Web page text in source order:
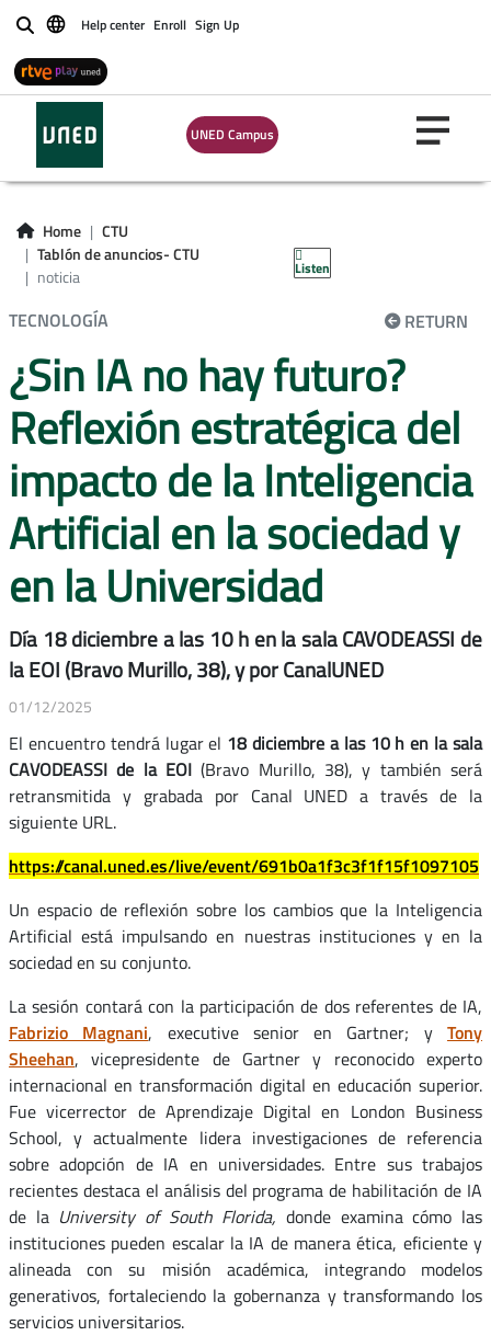
BuscarHelp center Enroll Sign Up
UNED Campus
Home
CTU
Tablón de anuncios- CTU
noticia
Listen
TECNOLOGÍA RETURN
¿Sin IA no hay futuro?
Reflexión estratégica del
impacto de la Inteligencia
Artificial en la sociedad y
en la Universidad
Día 18 diciembre a las 10 h en la sala CAVODEASSI de
la EOI (Bravo Murillo, 38), y por CanalUNED
01/12/2025
El encuentro tendrá lugar el 18 diciembre a las 10 h en la sala
CAVODEASSI de la EOI(Bravo Murillo, 38), y también será
retransmitida y grabada por Canal UNED a través de la
siguiente URL.
https://canal.uned.es/live/event/691b0a1f3c3f1f15f1097105
Un espacio de reflexión sobre los cambios que la Inteligencia
Artificial está impulsando en nuestras instituciones y en la
sociedad en su conjunto.
La sesión contará con la participación de dos referentes de IA,
Fabrizio Magnani, executive senior en Gartner; yTony
Sheehan, vicepresidente de Gartner y reconocido experto
internacional en transformación digital en educación superior.
Fue vicerrector de Aprendizaje Digital en London Business
School, y actualmente lidera investigaciones de referencia
sobre adopción de IA en universidades. Entre sus trabajos
recientes destaca el análisis del programa de habilitación de IA
de la University of South Florida, donde examina cómo las
instituciones pueden escalar la IA de manera ética, eficiente y
alineada con su misión académica, integrando modelos
generativos, fortaleciendo la gobernanza y transformando los
servicios universitarios.